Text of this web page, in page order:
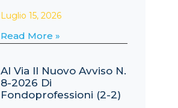
Luglio 15, 2026
Read More »
Al Via Il Nuovo Avviso N.
8-2026 Di
Fondoprofessioni (2-2)